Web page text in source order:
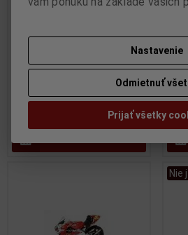
Katalógové číslo:MC-
Skladom:
Nie
Nastavenie
Odmietnuť
Prijať všetky